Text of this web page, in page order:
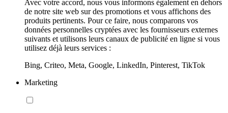
Avec votre accord, nous vous informons également en dehors
de notre site web sur des promotions et vous affichons des
produits pertinents. Pour ce faire, nous comparons vos
données personnelles cryptées avec les fournisseurs externes
suivants et utilisons leurs canaux de publicité en ligne si vous
utilisez déjà leurs services :
Bing, Criteo, Meta, Google, LinkedIn, Pinterest, TikTok
Marketing